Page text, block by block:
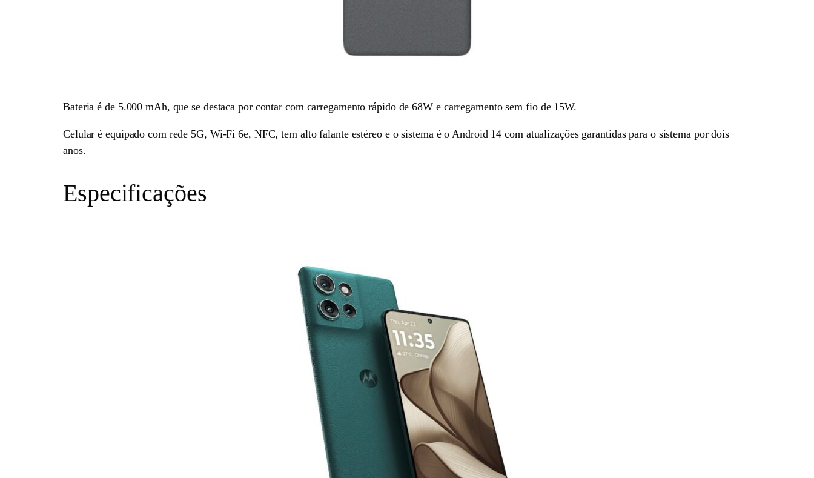
Bateria é de 5.000 mAh, que se destaca por contar com carregamento rápido de 68W e carregamento sem fio de 15W.
Celular é equipado com rede 5G, Wi-Fi 6e, NFC, tem alto falante estéreo e o sistema é o Android 14 com atualizações garantidas para o sistema por dois
anos.
Especificações